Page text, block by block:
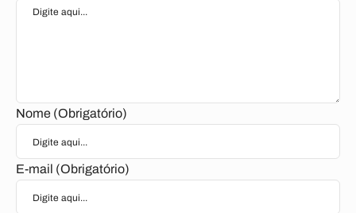
Nome (Obrigatório)
E-mail (Obrigatório)